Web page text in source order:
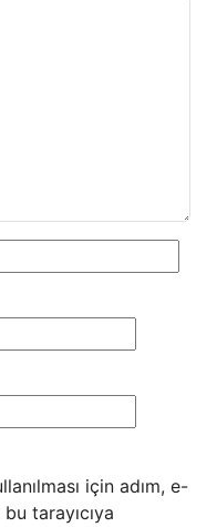
için adım, e-
tarayıcıya